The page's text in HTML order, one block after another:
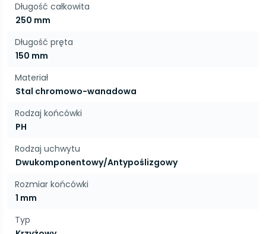
Długość całkowita
250 mm
Długość pręta
150 mm
Materiał
Stal chromowo-wanadowa
Rodzaj końcówki
PH
Rodzaj uchwytu
Dwukomponentowy/Antypoślizgowy
Rozmiar końcówki
1 mm
Typ